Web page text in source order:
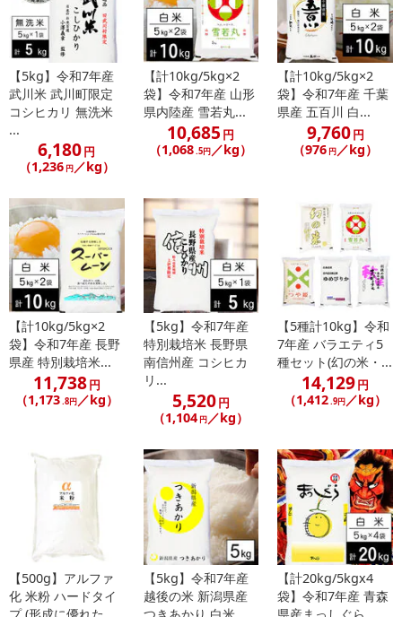
発送日カレンダー
休業日
■その他共通および商品カテゴリー別注意事項（※必ずご確認くだ
さい）
こちらの情報は2026年07月09日 時点での情報となります。
【5kg】令和7年産
武川米 武川町限定
コシヒカリ 無洗米
...
6,180円
（1,236 円／kg）
【計10kg/5kg×2
袋】令和7年産 山形
県内陸産 雪若丸...
10,685 円
（1,068 .5円 ／kg）
【計10kg/5kg×2
袋】令和7年産 千葉
県産 五百川 白...
9,760円
（976 円 ／kg）
【計10kg/5kg×2
袋】令和7年産 長野
県産 特別栽培米...
11,738円
（1,173.8円／kg）
【5kg】令和7年産
特別栽培米 長野県
南信州産 コシヒカ
リ...
5,520円
（1,104 円／kg）
【5種計10kg】令和
7年産 バラエティ5
種セット(幻の米・...
14,129円
（1,412.9円／kg）
【500g】アルファ
化 米粉 ハードタイ
【5kg】令和7年産
越後の米 新潟県産
【計20kg/5kgx4
袋】令和7年産 青森